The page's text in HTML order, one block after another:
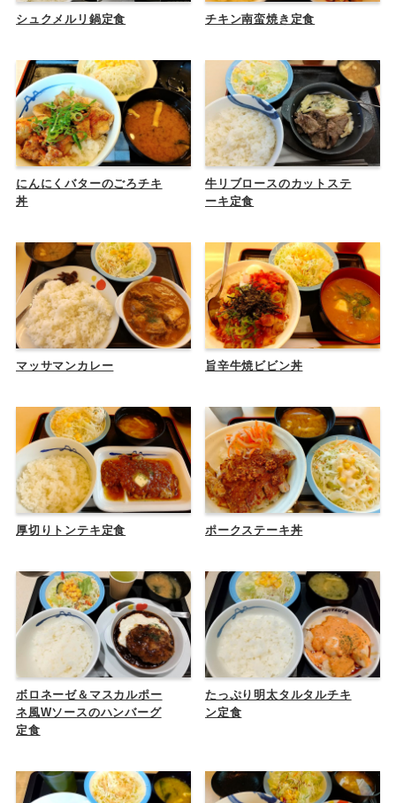
シュクメルリ鍋定食 チキン南蛮焼き定食
にんにくバターのごろチキ
丼
牛リブロースのカットステ
ーキ定食
マッサマンカレー 旨辛牛焼ビビン丼
厚切りトンテキ定食 ポークステーキ丼
ボロネーゼ＆マスカルポー
ネ風Wソースのハンバーグ
定食
たっぷり明太タルタルチキ
ン定食